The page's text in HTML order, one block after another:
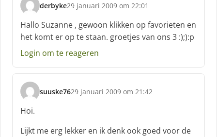
derbyke
s
c
h
r
e
f
29 januari 2009 om 22:01
Hallo Suzanne , gewoon klikken op favorieten en
het komt er op te staan. groetjes van ons 3 :);):p
Login om te reageren
suuske76
s
c
h
r
29 januari 2009 om 21:42
Hoi.
Lijkt me erg lekker en ik denk ook goed voor de